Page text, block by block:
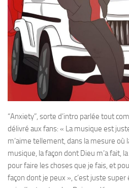
“Anxiety”, sorte d’intro parlée tout
délivré aux fans: « La musique est
m’aime tellement, dans la mesure où
musique, la façon dont Dieu m’a fait,
pour faire les choses que je fais, et
façon dont je peux », c’est juste